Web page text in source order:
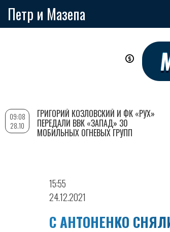
Петр и Мазепа
15:55
24.12.2021
С АНТОНЕНКО
09:08
28.10
ГРИГОРИЙ КОЗЛОВСКИЙ И ФК «РУХ»
ПЕРЕДАЛИ ВВК «ЗАПАД» 30
МОБИЛЬНЫХ ОГНЕВЫХ ГРУПП